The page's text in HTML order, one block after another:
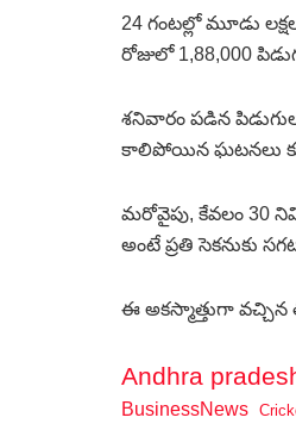
24 గంటల్లో మూడు
రోజులో 1,88,000
శనివారం పడిన
కాలిపోయిన ఘటనలు
మరోవైపు, కేవలం 30
అంటే ప్రతి సెకనుకు
ఈ అకస్మాత్తుగా వచ్చిన
Andhra
BusinessNews